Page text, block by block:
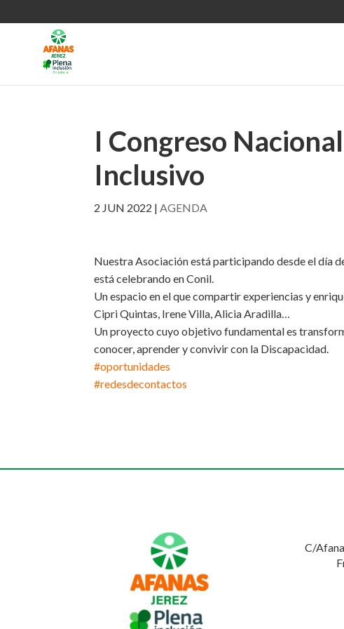
I Congreso
Inclusivo
2 JUN 2022 |AGENDA
Nuestra Asociación está participando desde el día
está celebrando en Conil.
Un espacio en el que compartir experiencias y
Cipri Quintas, Irene Villa, Alicia Aradilla…
Un proyecto cuyo objetivo fundamental es
conocer, aprender y convivir con la Discapacidad.
#oportunidades
#redesdecontactos
C/